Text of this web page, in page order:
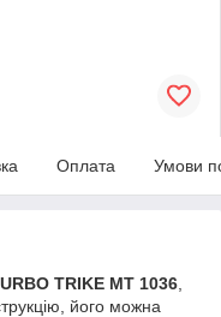
Оплата Умови
TRIKE MT 1036
його можна